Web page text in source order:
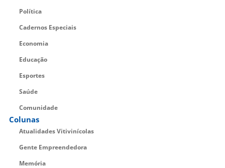
Política
Cadernos Especiais
Economia
Educação
Esportes
Saúde
Comunidade
Colunas
Atualidades Vitivinícolas
Gente Empreendedora
Memória